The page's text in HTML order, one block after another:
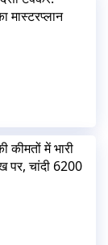
मास्टरप्लान
कीमतों में भारी
पर, चांदी 6200